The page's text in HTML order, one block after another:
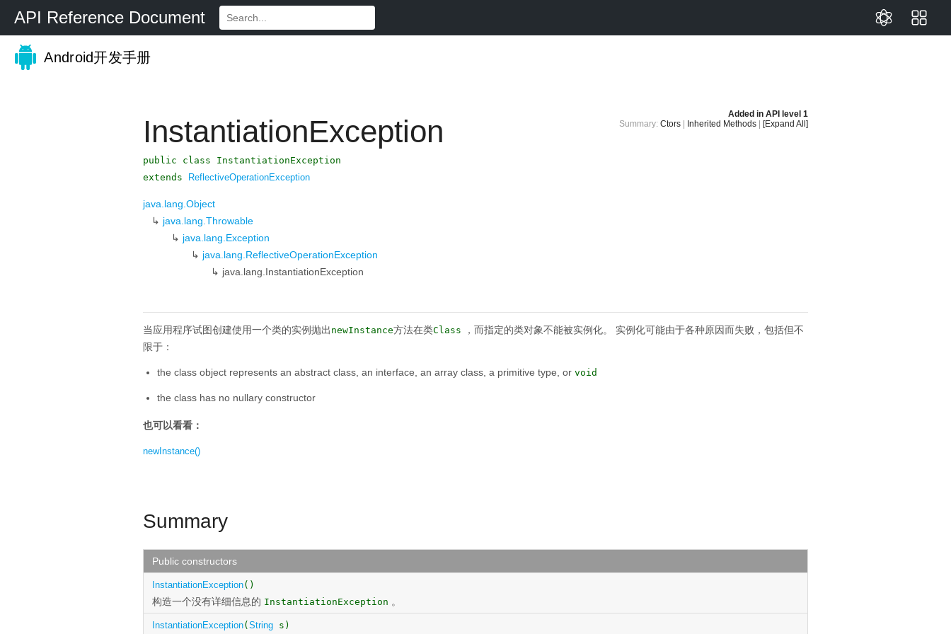
API Reference Document
Android开发手册
Added in API level 1
Summary: Ctors Inherited Methods [Expand All]
InstantiationException
public class InstantiationException
extends
ReflectiveOperationException
java.lang.Object
↳ java.lang.Throwable
↳ java.lang.Exception
↳ java.lang.ReflectiveOperationException
↳ java.lang.InstantiationException
当应用程序试图创建使用一个类的实例抛出 newInstance方法在类Class ，而指定的类对象不能被实例化。
实例化可能由于各种原因而失败，包括但不
限于：
the class object represents an abstract class, an interface, an array class, a primitive type, or void
the class has no nullary constructor
也可以看看：
newInstance()
Summary
Public constructors
InstantiationException()
构造一个没有详细信息的 InstantiationException 。
InstantiationException( String s)